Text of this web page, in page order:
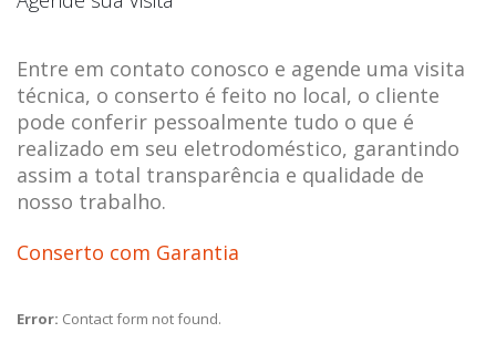
Entre em contato conosco e agende uma visita
técnica, o conserto é feito no local, o cliente
pode conferir pessoalmente tudo o que é
realizado em seu eletrodoméstico, garantindo
assim a total transparência e qualidade de
nosso trabalho.
Conserto com Garantia
Error: Contact form not found.